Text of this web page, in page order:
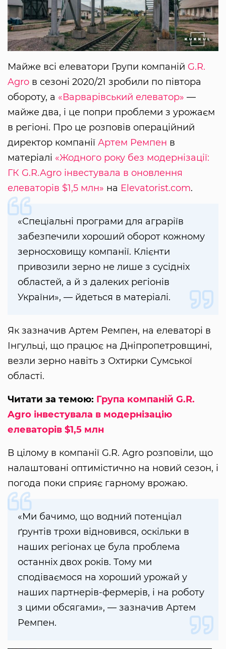
Майже всі елеватори Групи компаній G.R.
Agro в сезоні 2020/21 зробили по півтора
обороту, а «Варварівський елеватор» —
майже два, і це попри проблеми з урожаєм
в регіоні. Про це розповів операційний
директор компанії Артем Ремпен в
матеріалі «Жодного року без модернізації:
ГК G.R.Agro інвестувала в оновлення
елеваторів $1,5 млн» на Elevatorist.com.
«Спеціальні програми для аграріїв
забезпечили хороший оборот кожному
зерносховищу компанії. Клієнти
привозили зерно не лише з сусідніх
областей, а й з далеких регіонів
України», — йдеться в матеріалі.
Як зазначив Артем Ремпен, на елеваторі в
Інгульці, що працює на Дніпропетровщині,
везли зерно навіть з Охтирки Сумської
області.
Читати за темою: Група компаній G.R.
Agro інвестувала в модернізацію
елеваторів $1,5 млн
В цілому в компанії G.R. Agro розповіли, що
налаштовані оптимістично на новий сезон, і
погода поки сприяє гарному врожаю.
«Ми бачимо, що водний потенціал
ґрунтів трохи відновився, оскільки в
наших регіонах це була проблема
останніх двох років. Тому ми
сподіваємося на хороший урожай у
наших партнерів-фермерів, і на роботу
з цими обсягами», — зазначив Артем
Ремпен.